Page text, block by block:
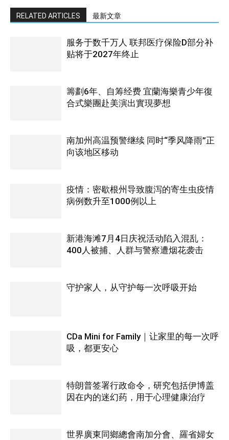
RELATED ARTICLES 最新文章
服务于数千万人 联邦医疗保险D部分补
贴将于2027年终止
籌劃6年、自筹经费 宜蘭海樂青少年復
合式樂團赴美演出實現夢想
南加州高温预警继续 同时“季风降雨”正
向该地区移动
疫情：密歇根州导致腹泻的寄生虫疫情
病例数升至1000例以上
新港海滩7月4日庆祝活动陷入混乱：
400人被捕、人群与警察遭烟花袭击
守护家人，从守护每一次呼吸开始
CDa Mini for Family｜让家里的每一次呼
吸，都更安心
特朗普签署行政命令，研究包括伊博盖
因在内的迷幻药，用于心理健康治疗
世界廣東同鄉總會南加分會、羅省婦女